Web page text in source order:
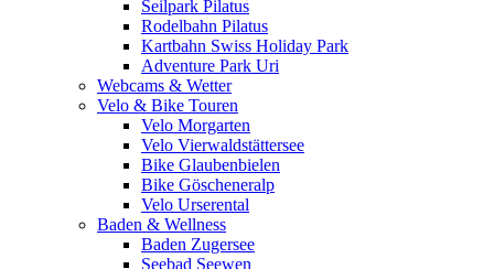
Seilpark Pilatus
Rodelbahn Pilatus
Kartbahn Swiss Holiday Park
Adventure Park Uri
Webcams & Wetter
Velo & Bike Touren
Velo Morgarten
Velo Vierwaldstättersee
Bike Glaubenbielen
Bike Göscheneralp
Velo Urserental
Baden & Wellness
Baden Zugersee
Seebad Seewen